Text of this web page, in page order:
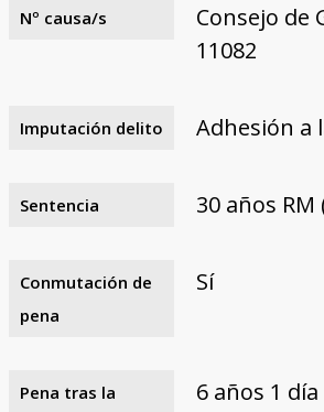
Nº causa/s
Consejo de
11082
Imputación delito Adhesión a
Sentencia 30 años RM
Conmutación de
pena
Sí
Pena tras la
6 años 1 día